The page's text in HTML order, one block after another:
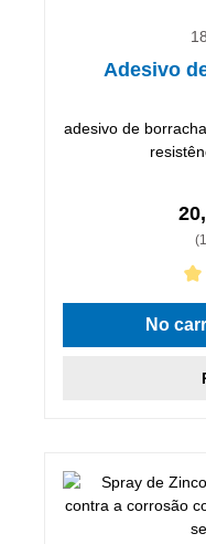
Adesivo
adesivo de
Classificação
No